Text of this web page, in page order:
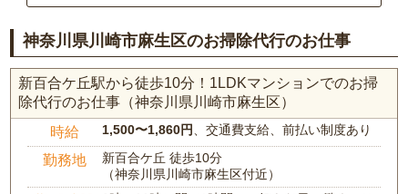
神奈川県川崎市麻生区のお掃除代行のお仕事
新百合ケ丘駅から徒歩10分！1LDKマンションでのお掃
除代行のお仕事（神奈川県川崎市麻生区）
時給 1,500〜1,860円 、交通費支給、前払い制度あり
勤務地
新百合ケ丘 徒歩10分
（神奈川県川崎市麻生区付近）